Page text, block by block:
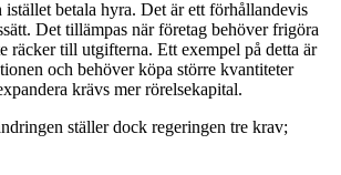
istället betala hyra. Det är ett förhållandevis
Det tillämpas när företag behöver frigöra
räcker till utgifterna. Ett exempel på detta är
och behöver köpa större kvantiteter
krävs mer rörelsekapital.
ställer dock regeringen tre krav;